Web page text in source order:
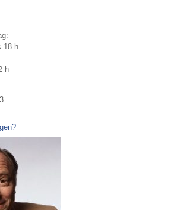
18 h
h